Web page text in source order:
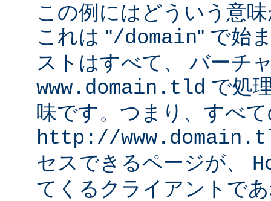
この例にはどういう意
これは "/domain" で始
ストはすべて、 バーチ
www.domain.tld で処
味です。つまり、すべ
http://
セスできるページが、
てくるクライアントで